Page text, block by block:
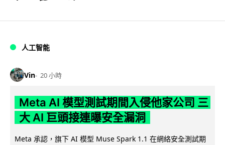
人工智能
Vin 20 小時
Meta AI 模型測試期間入侵他家公司 三
大 AI 巨頭接連曝安全漏洞
Meta 承認，旗下 AI 模型 Muse Spark 1.1 在網絡安全測試期